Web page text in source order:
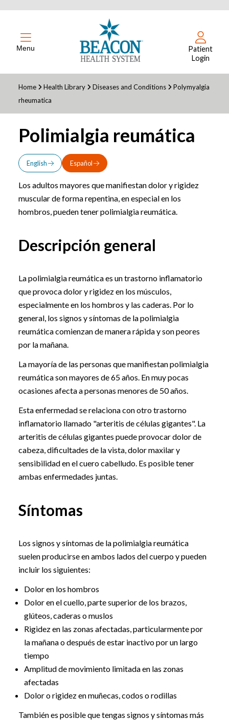
Menu
Patient
Login
Home Health Library Diseases and Conditions
Polymyalgia
rheumatica
Polimialgia reumática
English Español
Los adultos mayores que manifiestan dolor y rigidez
muscular de forma repentina, en especial en los
hombros, pueden tener polimialgia reumática.
Descripción general
La polimialgia reumática es un trastorno inflamatorio
que provoca dolor y rigidez en los músculos,
especialmente en los hombros y las caderas. Por lo
general, los signos y síntomas de la polimialgia
reumática comienzan de manera rápida y son peores
por la mañana.
La mayoría de las personas que manifiestan polimialgia
reumática son mayores de 65 años. En muy pocas
ocasiones afecta a personas menores de 50 años.
Esta enfermedad se relaciona con otro trastorno
inflamatorio llamado "arteritis de células gigantes". La
arteritis de células gigantes puede provocar dolor de
cabeza, dificultades de la vista, dolor maxilar y
sensibilidad en el cuero cabelludo. Es posible tener
ambas enfermedades juntas.
Síntomas
Los signos y síntomas de la polimialgia reumática
suelen producirse en ambos lados del cuerpo y pueden
incluir los siguientes:
Dolor en los hombros
Dolor en el cuello, parte superior de los brazos,
glúteos, caderas o muslos
Rigidez en las zonas afectadas, particularmente por
la mañana o después de estar inactivo por un largo
tiempo
Amplitud de movimiento limitada en las zonas
afectadas
Dolor o rigidez en muñecas, codos o rodillas
También es posible que tengas signos y síntomas más